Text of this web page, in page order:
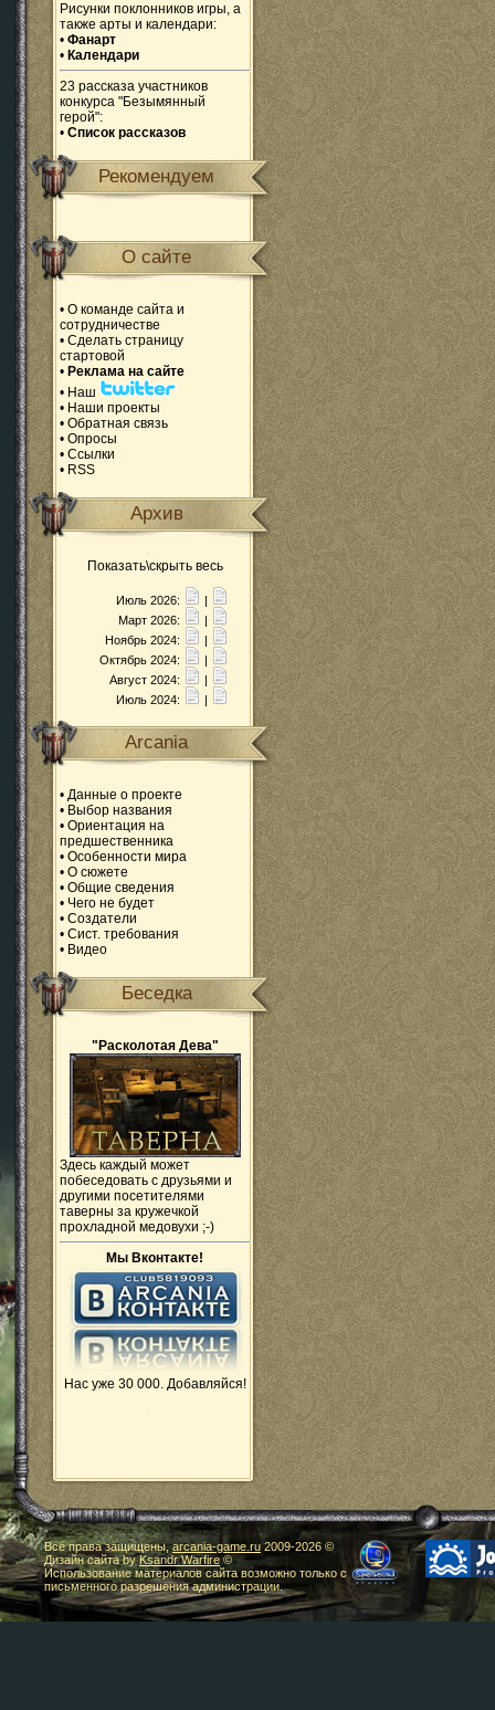
Рисунки поклонников игры, а
также арты и календари:
• Фанарт
• Календари
23 рассказа участников
конкурса "Безымянный
герой":
• Список рассказов
Рекомендуем
О сайте
• О команде сайта и
сотрудничестве
• Сделать страницу
стартовой
• Реклама на сайте
• Наш
• Наши проекты
• Обратная связь
• Опросы
• Ссылки
• RSS
Архив
Показать\скрыть весь
Июль 2026:
|
Март 2026:
|
Ноябрь 2024:
|
Октябрь 2024:
|
Август 2024:
|
Июль 2024:
|
Arcania
• Данные о проекте
• Выбор названия
• Ориентация на
предшественника
• Особенности мира
• О сюжете
• Общие сведения
• Чего не будет
• Создатели
• Сист. требования
• Видео
Беседка
"Расколотая Дева"
Здесь каждый может
побеседовать с друзьями и
другими посетителями
таверны за кружечкой
прохладной медовухи ;-)
Мы Вконтакте!
Нас уже 30 000. Добавляйся!
Все права защищены,arcania-game.ru2009-2026 ©
Дизайн сайта byKsandr Warfire©
Использование материалов сайта возможно только с
письменного разрешения администрации.